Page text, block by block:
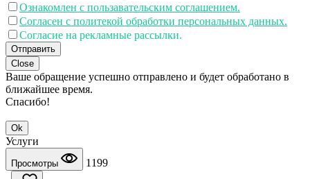
Ознакомлен с пользавательским соглашением.
Согласен с политекой обработки персональных данных.
Согласие на рекламные рассылки.
Отправить
Close
Ваше обращение успешно отправлено и будет обработано в
ближайшее время.
Спасибо!
Ok
Услуги
Просмотры
1199